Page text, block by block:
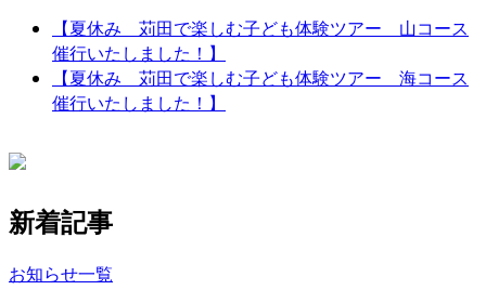
【夏休み 苅田で楽しむ子ども体験ツアー 山コース
催行いたしました！】
【夏休み 苅田で楽しむ子ども体験ツアー 海コース
催行いたしました！】
新着記事
お知らせ一覧